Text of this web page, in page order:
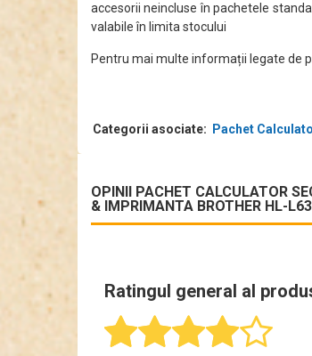
accesorii neincluse în pachetele
valabile în limita stocului
Pentru mai multe informații legate de
Categorii asociate: Pachet
OPINII PACHET CALCULATOR
& IMPRIMANTA BROTHER HL-
Ratingul general al